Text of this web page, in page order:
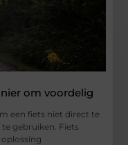
om voordelig
een fiets niet direct te
gebruiken. Fiets